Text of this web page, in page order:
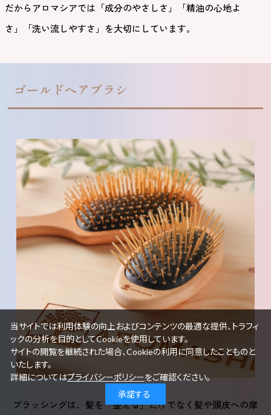
だからアロマシアでは「成分のやさしさ」「精油の心地よ
さ」「洗い流しやすさ」を大切にしています。
ゴールドヘアブラシ
ブラッシングは、髪を「整える」だけでなく髪や頭皮への摩
当サイトでは利用体験の向上およびコンテンツの最適な提供、トラフィ
ックの分析を目的としてCookieを使用しています。
サイトの閲覧を継続された場合、Cookieの利用に同意したことものと
いたします。
詳細についてはプライバシーポリシーをご確認ください。
承諾する